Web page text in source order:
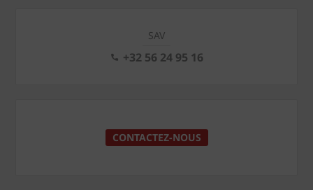
SAV
+32 56 24 95 16
CONTACTEZ-NOUS